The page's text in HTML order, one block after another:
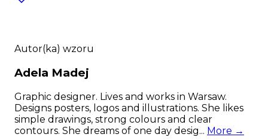
Autor(ka) wzoru
Adela Madej
Graphic designer. Lives and works in Warsaw.
Designs posters, logos and illustrations. She likes
simple drawings, strong colours and clear
contours. She dreams of one day desig... More →